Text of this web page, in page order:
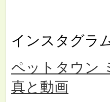
インスタグラ
ペットタウン
真と動画